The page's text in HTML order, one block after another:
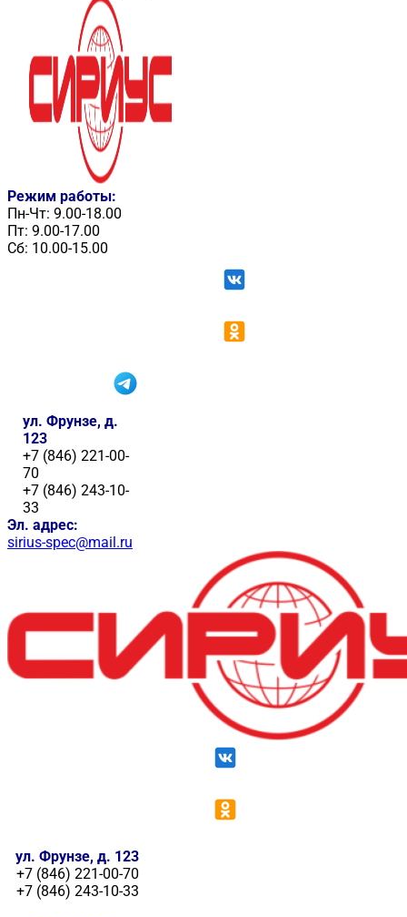
Режим работы:
Пн-Чт: 9.00-18.00
Пт: 9.00-17.00
Сб: 10.00-15.00
ул. Фрунзе, д.
123
+7 (846) 221-00-
70
+7 (846) 243-10-
33
Эл. адрес:
sirius-spec@mail.ru
ул. Фрунзе, д. 123
+7 (846) 221-00-70
+7 (846) 243-10-33